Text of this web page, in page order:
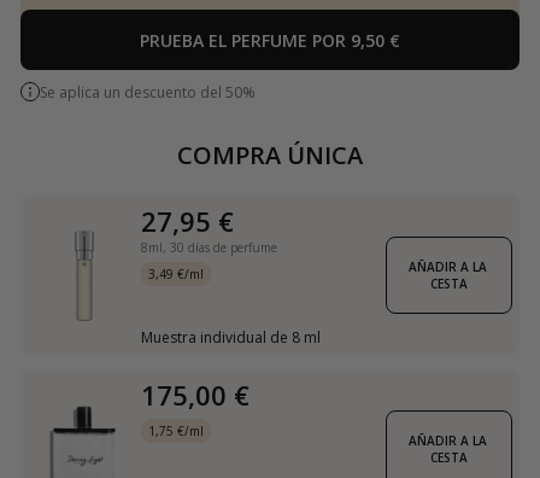
PRUEBA EL PERFUME POR 9,50 €
Se aplica un descuento del 50%
COMPRA ÚNICA
27,95 €
8ml, 30 días de perfume
3,49 €/ml
Muestra individual de 8 ml
AÑADIR A LA
CESTA
175,00 €
1,75 €/ml
AÑADIR A LA
CESTA